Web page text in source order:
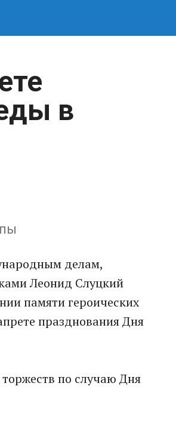
в
делам,
Леонид Слуцкий
памяти героических
празднования Дня
по случаю Дня